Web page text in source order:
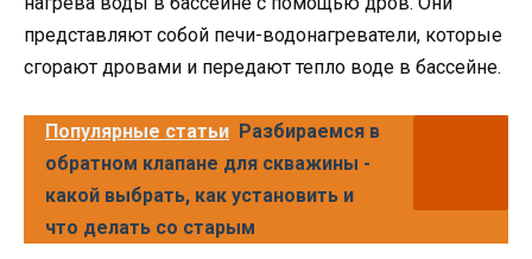
представляют собой печи-водонагреватели, которые
сгорают дровами и передают тепло воде в бассейне.
Популярные статьи Разбираемся в
обратном клапане для скважины -
какой выбрать, как установить и
что делать со старым